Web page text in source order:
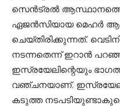
സെന്‍ട്രല്‍ ആസ്ഥാനത്തെ
ഏജന്‍സിയായ മെഹര്‍ ആണ്
ചെയ്തിരിക്കുന്നത്.
നടന്നതെന്ന് ഇറാന്‍
ഇസ്രയേലിന്റെയും
വഞ്ചനയാണ്.
കടുത്ത